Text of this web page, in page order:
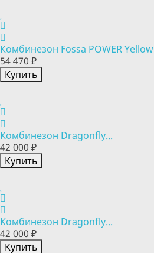
Комбинезон Fossa POWER Yellow
54 470 ₽
Купить
Комбинезон Dragonfly...
42 000 ₽
Купить
Комбинезон Dragonfly...
42 000 ₽
Купить